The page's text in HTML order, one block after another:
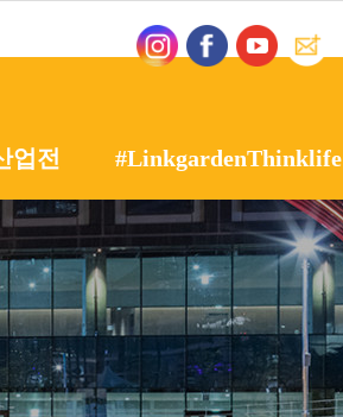
업전
정원산업전
품전
설물전
원산업전
원여지도
#LinkgardenThinklife
갤러리
영상자료실